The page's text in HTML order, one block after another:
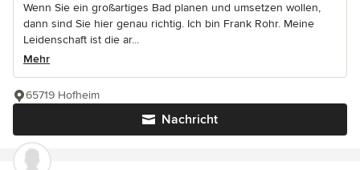
Wenn Sie ein großartiges Bad planen und umsetzen wollen,
dann sind Sie hier genau richtig. Ich bin Frank Rohr. Meine
Leidenschaft ist die ar...
Mehr
Nachricht
65719 Hofheim